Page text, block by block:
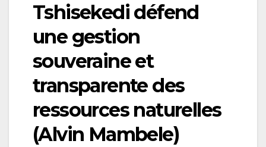
Tshisekedi défend
une gestion
souveraine et
transparente des
ressources naturelles
(Alvin Mambele)